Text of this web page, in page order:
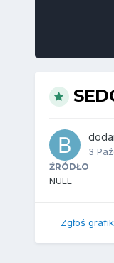
3
ŹRÓDŁO
NULL
Zgłoś